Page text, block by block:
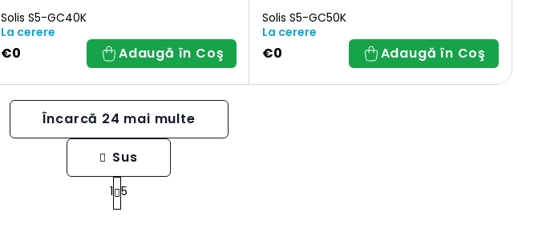
Solis S5-GC40K
La cerere
€0 Adaugă în Coş
Solis S5-GC50K
La cerere
€0 Adaugă în Coş
C
o
Încarcă 24 mai multe
P
1 5
Sus